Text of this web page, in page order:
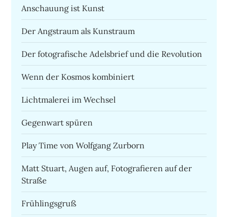
Anschauung ist Kunst
Der Angstraum als Kunstraum
Der fotografische Adelsbrief und die Revolution
Wenn der Kosmos kombiniert
Lichtmalerei im Wechsel
Gegenwart spüren
Play Time von Wolfgang Zurborn
Matt Stuart, Augen auf, Fotografieren auf der
Straße
Frühlingsgruß